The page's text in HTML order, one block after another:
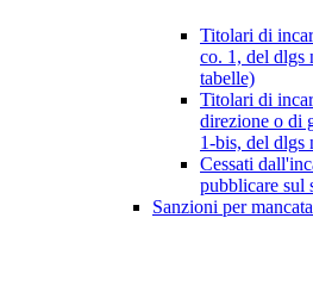
Titolari di
co. 1, del dlgs
tabelle)
Titolari di
direzione o di
1-bis, del dlgs
Cessati
pubblicare sul
Sanzioni per